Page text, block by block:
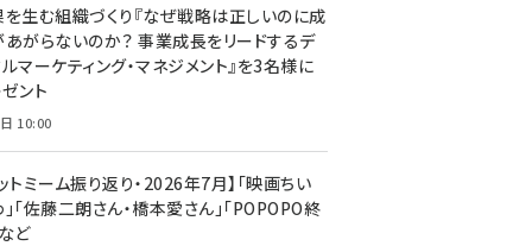
meo (1279)
llmo (1167)
生む組織づくり『なぜ戦略は正しいのに成
がらないのか？ 事業成長をリードするデ
マーケティング・マネジメント』を3名様に
ント
10:00
トミーム振り返り・2026年7月】「映画ちい
「佐藤二朗さん・橋本愛さん」「POPOPO終
ど